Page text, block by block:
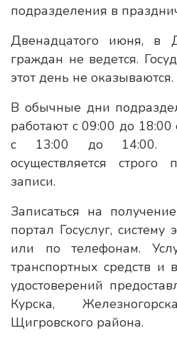
подразделения в
Двенадцатого июня, в
граждан не ведется.
этот день не оказываются.
В обычные дни
работают с 09:00 до
с 13:00 до 14:00.
осуществляется строго
записи.
Записаться на
портал Госуслуг,
или по телефонам.
транспортных средств и
удостоверений
Курска,
Щигровского района.